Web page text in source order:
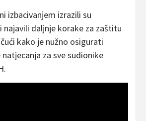
izbacivanjem izrazili su
najavili daljnje korake za zaštitu
kako je nužno osigurati
za sve sudionike